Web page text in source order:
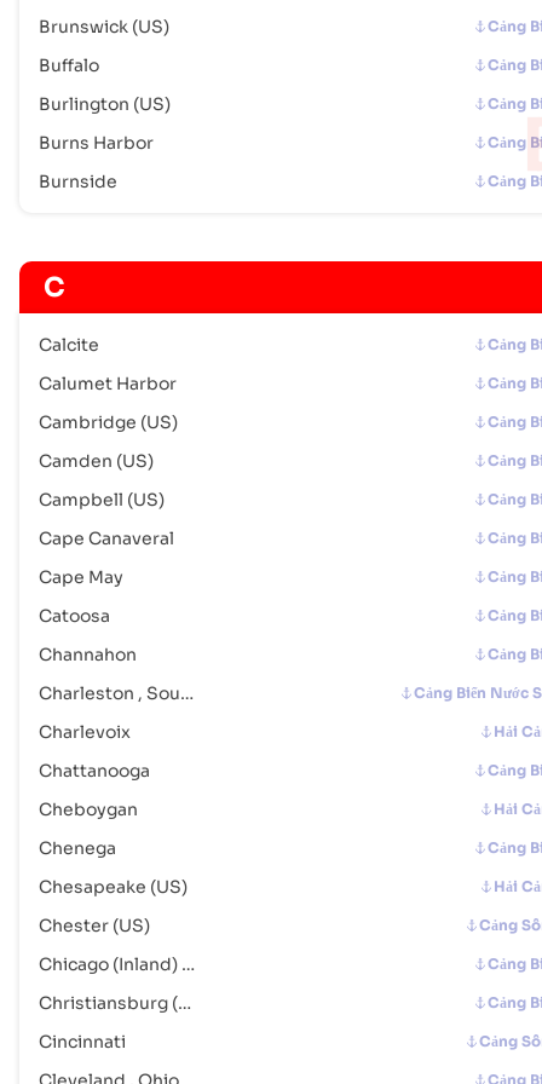
Mã bưu chính : -
USCRM
Crystal Lake (US)
Cảng Biển
Địa chỉ : Crystal Lake (US), United States of America, usa
Mã bưu chính :
Dana Point
Cảng Biển
Địa chỉ :
Mã Cảng :
Davenport
Cảng Biển
Địa chỉ :Davenport (USDVN), United States of America, usa
Mã Cảng :USDVN
Decatur
Cảng Biển
Địa chỉ :Decatur (USDCU), United States of America, usa
Mã Cảng : USDCU
Delaware City
Cảng Biển
Địa chỉ :Delaware City (USDCI), United States of America, usa
Mã Cảng : USDCI
De Tour Village
Cảng Biển
Địa chỉ :De Tour Village (USDT4), United States of America, usa
Mã bưu chính :
Mã Cảng :
USDT4
Detroit , Michigan
Cảng Biển
Brunswick (US) Cảng
Buffalo Cảng
Burlington (US) Cảng
Burns Harbor Cảng
Burnside Cảng
C
Calcite Cảng
Calumet Harbor Cảng
Cambridge (US) Cảng
Camden (US) Cảng
Campbell (US) Cảng
Cape Canaveral Cảng
Cape May Cảng
Catoosa Cảng
Channahon Cảng
Charleston , South Carolina Cảng Biển Nước
Charlevoix Hải
Chattanooga Cảng
Cheboygan Hải
Chenega Cảng
Chesapeake (US) Hải
Chester (US) Cảng
Chicago (Inland) , Illinois Cảng
Christiansburg (US) Cảng
Cincinnati Cảng
Cảng